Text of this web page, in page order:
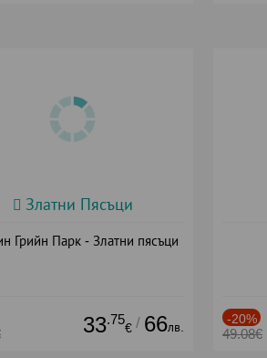
Златни Пясъци
Грийн Парк - Златни пясъци
33.75
€ / 66лв.
-20%
49.08€